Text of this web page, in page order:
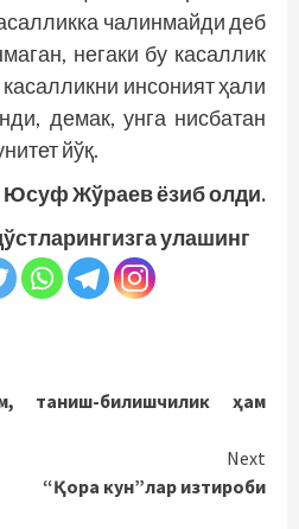
чалинмайди деб
негаки бу касаллик
инсоният ҳали
демак, унга нисбатан
йўқ.
Юсуф Жўраев ёзиб олди.
улашинг
таниш-билишчилик ҳам
Next
“Қора кун”лар изтироби